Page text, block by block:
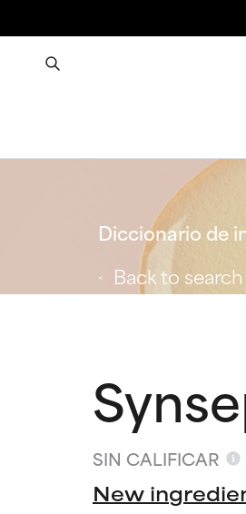
Diccionario de
Back to search
SIN CALIFICAR
New